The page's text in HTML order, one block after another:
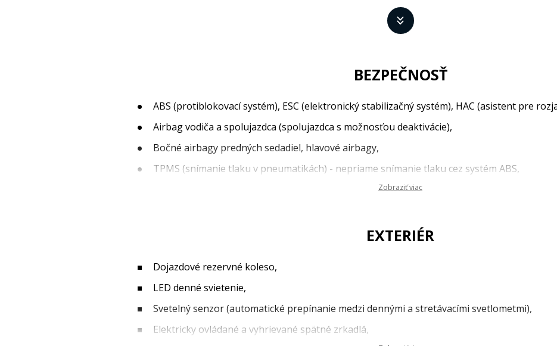
BEZPEČNOSŤ
ABS (protiblokovací systém), ESC (elektronický stabilizačný systém), HAC (asistent pre
Airbag vodiča a spolujazdca (spolujazdca s možnosťou deaktivácie),
Bočné airbagy predných sedadiel, hlavové airbagy,
TPMS (snímanie tlaku v pneumatikách) - nepriame snímanie tlaku cez systém ABS,
DAW (systém sledovania pozornosti vodiča),
HBA (asistent pre automatické prepínanie diaľkových svetiel),
LKA+LFA (aktívny asistent udržiavania v strede jazdného pruhu zabraňujúci prekročeniu
ISLA (inteligentný asistent rozpoznávania dopravných obmedzení),
Zobraziť viac
EXTERIÉR
Dojazdové rezervné koleso,
LED denné svietenie,
Svetelný senzor (automatické prepínanie medzi dennými a stretávacími svetlometmi),
Elektricky ovládané a vyhrievané spätné zrkadlá,